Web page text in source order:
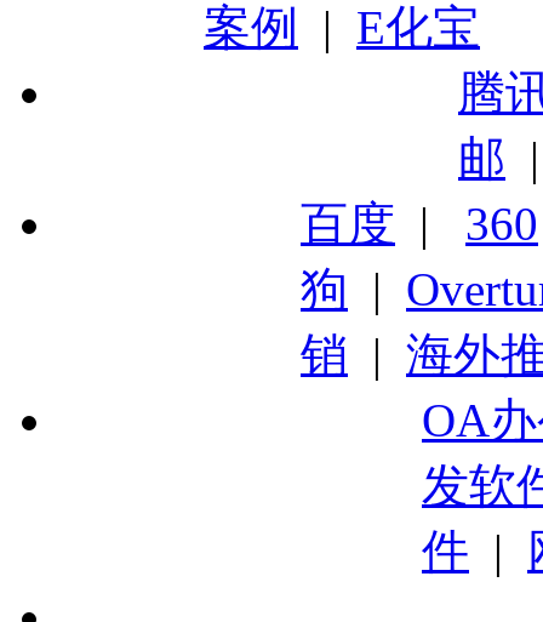
案例
| E化宝
腾
邮
百度 | 360
狗 |
销 | 海外
OA
发软
件 |